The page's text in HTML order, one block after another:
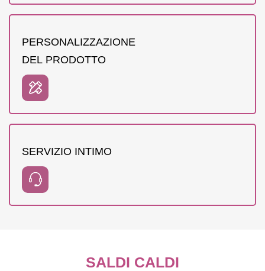
PERSONALIZZAZIONE
DEL PRODOTTO
SERVIZIO INTIMO
SALDI CALDI